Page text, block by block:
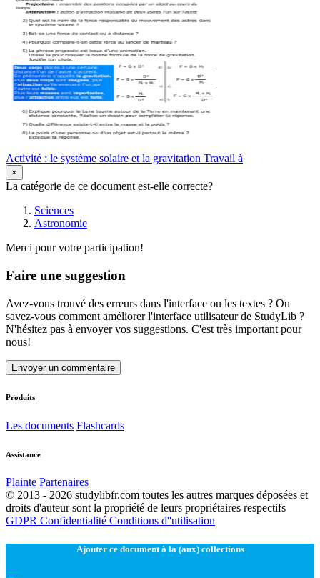
Activité : le système solaire et la gravitation Travail à
×
La catégorie de ce document est-elle correcte?
Sciences
Astronomie
Merci pour votre participation!
Faire une suggestion
Avez-vous trouvé des erreurs dans l'interface ou les textes ? Ou
savez-vous comment améliorer l'interface utilisateur de StudyLib ?
N'hésitez pas à envoyer vos suggestions. C'est très important pour
nous!
Envoyer un commentaire
Produits
Les documents Flashcards
Assistance
Plainte Partenaires
© 2013 - 2026 studylibfr.com toutes les autres marques déposées et
droits d'auteur sont la propriété de leurs propriétaires respectifs
GDPR Confidentialité Conditions d''utilisation
Ajouter ce document à la (aux) collections